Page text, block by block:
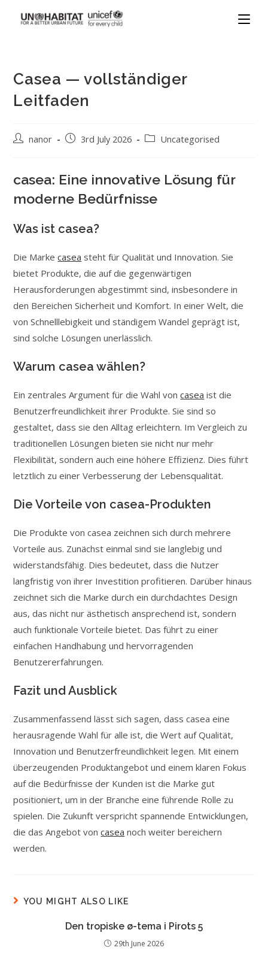
Casea — vollständiger
Leitfaden
nanor 3rd July 2026 Uncategorised
casea: Eine innovative Lösung für
moderne Bedürfnisse
Was ist casea?
Die Markecasea steht für Qualität und Innovation. Sie
bietet Produkte, die auf die gegenwärtigen
Herausforderungen abgestimmt sind, insbesondere in
den Bereichen Sicherheit und Komfort. In einer Welt, die
von Schnelllebigkeit und ständigem Wandel geprägt ist,
sind solche Lösungen unerlässlich.
Warum casea wählen?
Ein zentrales Argument für die Wahl voncasea ist die
Benutzerfreundlichkeit ihrer Produkte. Sie sind so
gestaltet, dass sie den Alltag erleichtern. Im Vergleich zu
traditionellen Lösungen bieten sie nicht nur mehr
Flexibilität, sondern auch eine höhere Effizienz. Dies führt
letztlich zu einer Verbesserung der Lebensqualität.
Die Vorteile von casea-Produkten
Die Produkte von casea zeichnen sich durch mehrere
Vorteile aus. Zunächst einmal sind sie langlebig und
widerstandsfähig. Dies bedeutet, dass die Nutzer
langfristig von ihrer Investition profitieren. Darüber hinaus
zeichnet sich die Marke durch ein durchdachtes Design
aus, das nicht nur ästhetisch ansprechend ist, sondern
auch funktionale Vorteile bietet. Das führt zu einer
einfachen Handhabung und hervorragenden
Benutzererfahrungen.
Fazit und Ausblick
Zusammenfassend lässt sich sagen, dass casea eine
herausragende Wahl für alle ist, die Wert auf Qualität,
Innovation und Benutzerfreundlichkeit legen. Mit einem
überzeugenden Produktangebot und einem klaren Fokus
auf die Bedürfnisse der Kunden ist die Marke gut
positioniert, um in der Branche eine führende Rolle zu
spielen. Die Zukunft verspricht spannende Entwicklungen,
die das Angebot voncasea noch weiter bereichern
werden.
YOU MIGHT ALSO LIKE
Den tropiske ø-tema i Pirots 5
29th June 2026